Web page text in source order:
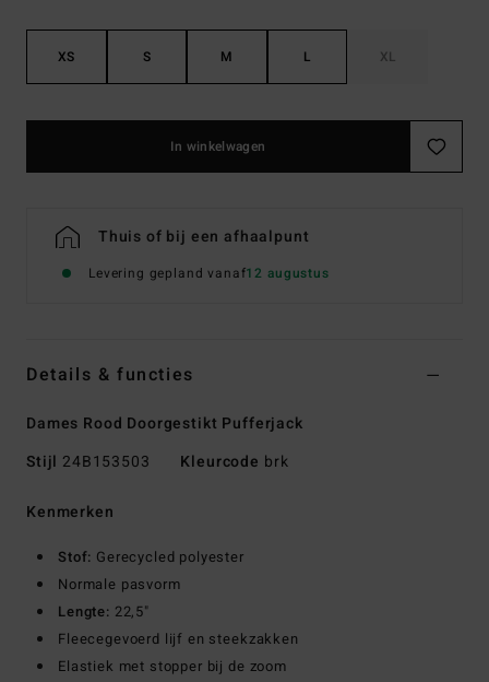
XS S M L XL
In winkelwagen
Thuis of bij een afhaalpunt
Levering gepland vanaf12 augustus
Details & functies
Dames Rood Doorgestikt Pufferjack
Stijl 24B153503 Kleurcode brk
Kenmerken
Stof: Gerecycled polyester
Normale pasvorm
Lengte: 22,5"
Fleecegevoerd lijf en steekzakken
Elastiek met stopper bij de zoom